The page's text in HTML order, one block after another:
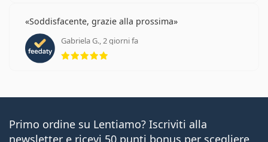
Soddisfacente, grazie alla prossima
Gabriela G., 2 giorni fa
valutazione 5 di 5
Primo ordine su Lentiamo? Iscriviti alla